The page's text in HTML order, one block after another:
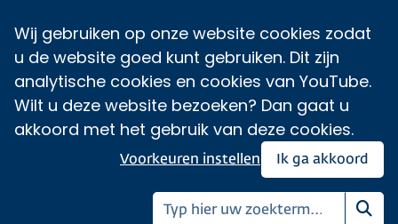
Wij gebruiken op onze website cookies zodat
u de website goed kunt gebruiken. Dit zijn
analytische cookies en cookies van YouTube.
Wilt u deze website bezoeken? Dan gaat u
akkoord met het gebruik van deze cookies.
Ik ga akkoord
Voorkeuren instellen